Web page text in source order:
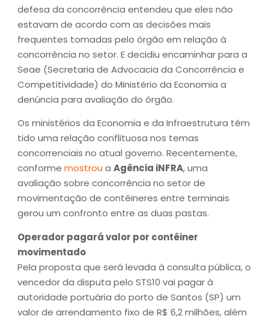
defesa da concorrência entendeu que eles não
estavam de acordo com as decisões mais
frequentes tomadas pelo órgão em relação à
concorrência no setor. E decidiu encaminhar para a
Seae (Secretaria de Advocacia da Concorrência e
Competitividade) do Ministério da Economia a
denúncia para avaliação do órgão.
Os ministérios da Economia e da Infraestrutura têm
tido uma relação conflituosa nos temas
concorrenciais no atual governo. Recentemente,
conforme mostroua Agência iNFRA, uma
avaliação sobre concorrência no setor de
movimentação de contêineres entre terminais
gerou um confronto entre as duas pastas.
Operador pagará valor por contêiner
movimentado
Pela proposta que será levada à consulta pública, o
vencedor da disputa pelo STS10 vai pagar à
autoridade portuária do porto de Santos (SP) um
valor de arrendamento fixo de R$ 6,2 milhões, além